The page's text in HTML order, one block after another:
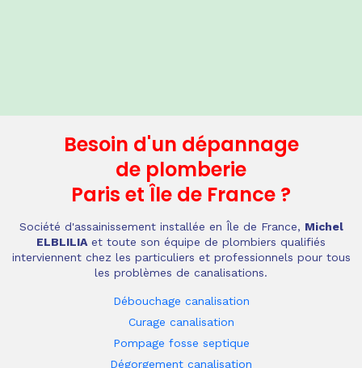
Besoin d'un dépannage
de plomberie
Paris et Île de France ?
Société d'assainissement installée en Île de France, Michel
ELBLILIA et toute son équipe de plombiers qualifiés
interviennent chez les particuliers et professionnels pour tous
les problèmes de canalisations.
Débouchage canalisation
Curage canalisation
Pompage fosse septique
Dégorgement canalisation